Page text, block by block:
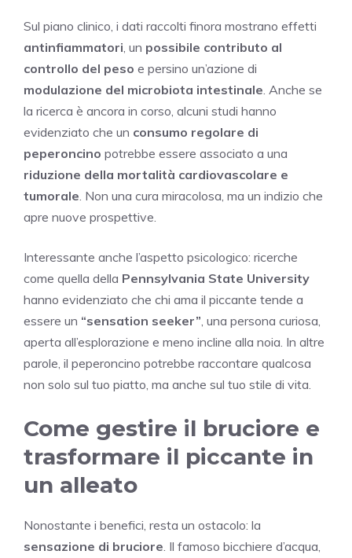
Sul piano clinico, i dati raccolti finora mostrano effetti
antinfiammatori , un possibile contributo al
controllo del peso e persino un’azione di
modulazione del microbiota intestinale . Anche se
la ricerca è ancora in corso, alcuni studi hanno
evidenziato che un consumo regolare di
peperoncino potrebbe essere associato a una
riduzione della mortalità cardiovascolare e
tumorale . Non una cura miracolosa, ma un indizio che
apre nuove prospettive.
Interessante anche l’aspetto psicologico: ricerche
come quella della Pennsylvania State University
hanno evidenziato che chi ama il piccante tende a
essere un “sensation seeker” , una persona curiosa,
aperta all’esplorazione e meno incline alla noia. In altre
parole, il peperoncino potrebbe raccontare qualcosa
non solo sul tuo piatto, ma anche sul tuo stile di vita.
Come gestire il bruciore e
trasformare il piccante in
un alleato
Nonostante i benefici, resta un ostacolo: la
sensazione di bruciore . Il famoso bicchiere d’acqua,